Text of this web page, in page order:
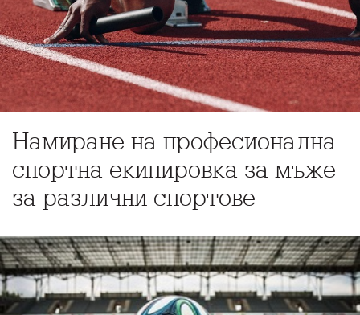
Намиране на професионална
спортна екипировка за мъже
за различни спортове